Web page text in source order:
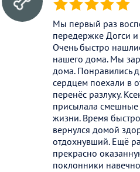
(*) (*) (*) (*) (*)
Мы первый раз
передержке Догси и
Очень быстро
нашего дома. Мы
дома. Понравились
сердцем поехали в
перенёс разлуку.
присылала смешные
жизни. Время
вернулся домой
отдохнувший. Ещё
прекрасно
поклонники